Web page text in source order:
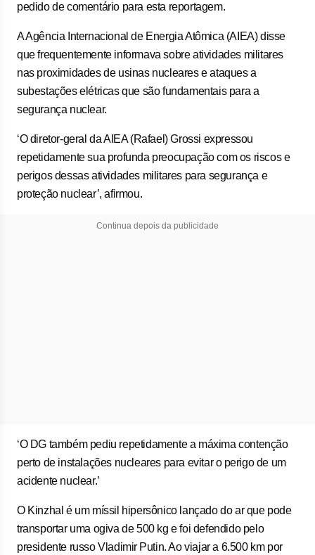
pedido de comentário para esta reportagem.
A Agência Internacional de Energia Atômica (AIEA) disse
que frequentemente informava sobre atividades militares
nas proximidades de usinas nucleares e ataques a
subestações elétricas ‌que são fundamentais para a
segurança nuclear.
‘O diretor-geral da AIEA (Rafael) ​Grossi expressou
repetidamente sua profunda preocupação com os riscos e
perigos dessas atividades militares para segurança e
proteção nuclear’, afirmou.
Continua depois da publicidade
‘O DG também pediu repetidamente a máxima contenção
perto de instalações nucleares para evitar o ⁠perigo de um
acidente nuclear.’
O Kinzhal ​é um míssil hipersônico ​lançado do ar que pode
transportar uma ogiva de 500 kg e foi defendido pelo
presidente russo Vladimir ⁠Putin. Ao viajar a 6.500 km por ​